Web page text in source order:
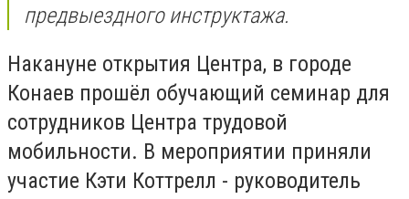
предвыездного инструктажа.
Накануне открытия Центра, в городе
Конаев прошёл обучающий семинар для
сотрудников Центра трудовой
мобильности. В мероприятии приняли
участие Кэти Коттрелл - руководитель